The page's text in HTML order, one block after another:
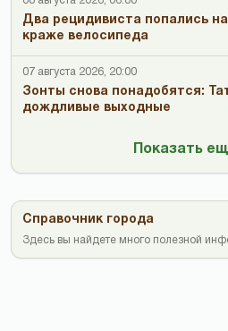
Два рецидивиста попались
краже велосипеда
07 августа 2026, 20:00
Зонты снова понадобятся:
дождливые выходные
Показать
Справочник города
Здесь вы найдете много полезной